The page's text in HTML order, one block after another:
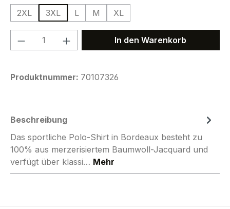
2XL
3XL L M XL
Produkt Anzahl: Gib denIn den Warenkorb
Produktnummer: 70107326
Beschreibung
Das sportliche Polo-Shirt in Bordeaux besteht zu
100% aus merzerisiertem Baumwoll-Jacquard und
verfügt über klassi… Mehr